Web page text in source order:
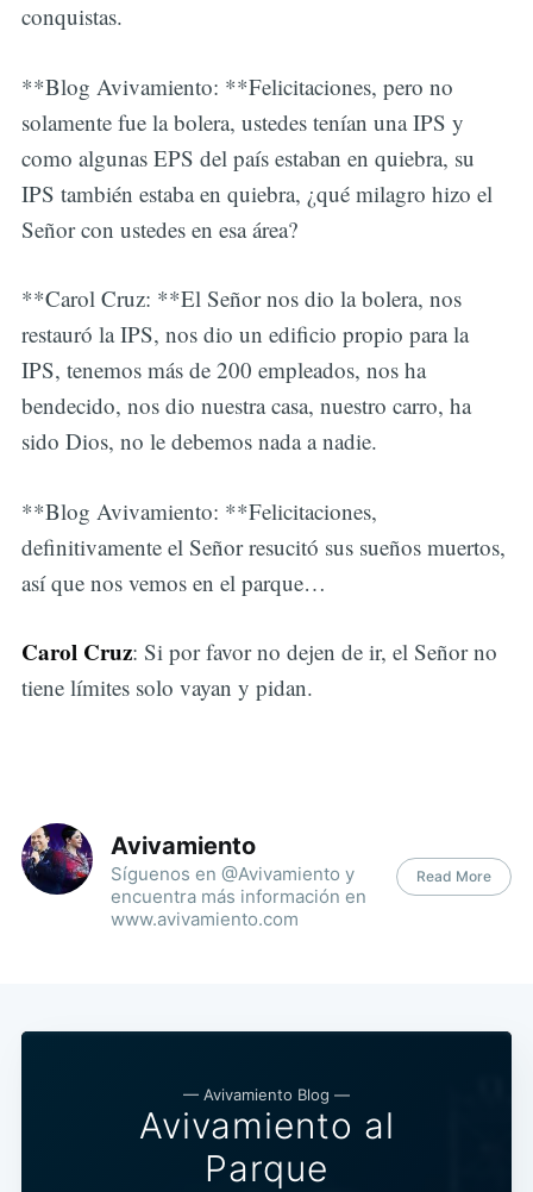
conquistas.
**Blog Avivamiento: **Felicitaciones, pero no
solamente fue la bolera, ustedes tenían una IPS y
como algunas EPS del país estaban en quiebra, su
IPS también estaba en quiebra, ¿qué milagro hizo el
Señor con ustedes en esa área?
**Carol Cruz: **El Señor nos dio la bolera, nos
restauró la IPS, nos dio un edificio propio para la
IPS, tenemos más de 200 empleados, nos ha
bendecido, nos dio nuestra casa, nuestro carro, ha
sido Dios, no le debemos nada a nadie.
**Blog Avivamiento: **Felicitaciones,
definitivamente el Señor resucitó sus sueños muertos,
así que nos vemos en el parque…
Carol Cruz: Si por favor no dejen de ir, el Señor no
tiene límites solo vayan y pidan.
Avivamiento
Síguenos en @Avivamiento y
encuentra más información en
www.avivamiento.com
Read More
— Avivamiento Blog —
Avivamiento al
Parque